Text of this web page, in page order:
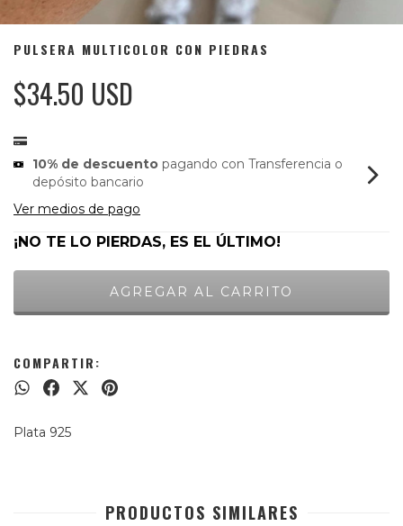
PULSERA MULTICOLOR CON PIEDRAS
$34.50 USD
10% de descuento pagando con Transferencia o
depósito bancario
Ver medios de pago
¡NO TE LO PIERDAS, ES EL ÚLTIMO!
COMPARTIR:
Plata 925
PRODUCTOS SIMILARES